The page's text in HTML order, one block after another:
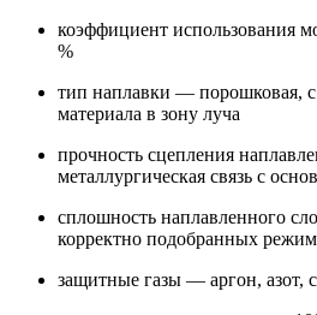
коэффициент использования
%
тип наплавки — порошковая,
материала в зону луча
прочность сцепления
металлургическая связь с
сплошность наплавленного
корректно подобранных
защитные газы — аргон, азот,